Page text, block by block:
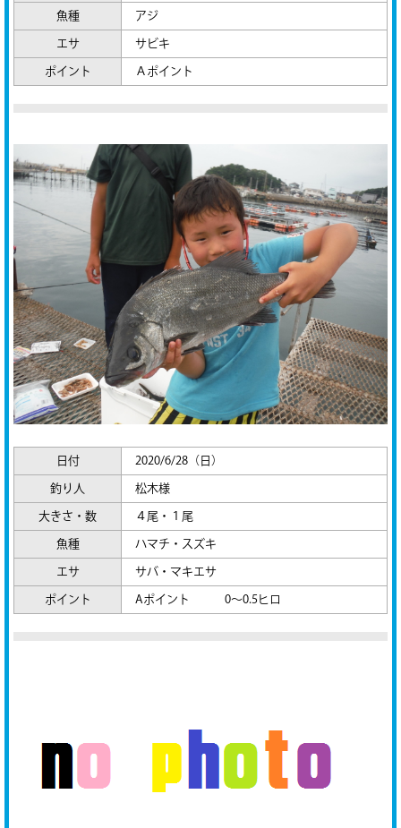
魚種 アジ
エサ サビキ
ポイント Ａポイント
日付 2020/6/28（日）
釣り人 松木様
大きさ・数 ４尾・１尾
魚種 ハマチ・スズキ
エサ サバ・マキエサ
ポイント Aポイント 0～0.5ヒロ